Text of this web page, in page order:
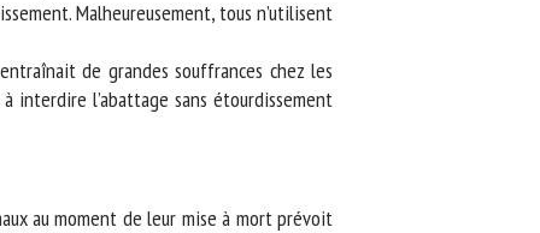
Malheureusement, tous n’utilisent
de grandes souffrances chez les
l’abattage sans étourdissement
au moment de leur mise à mort prévoit